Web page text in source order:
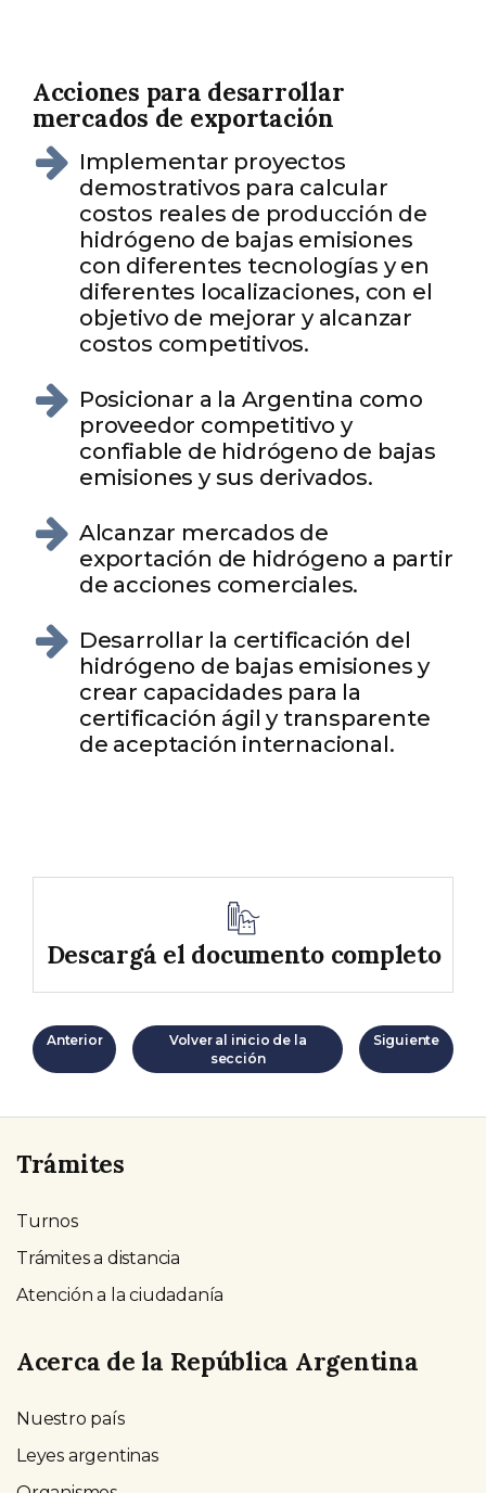
Acciones para desarrollar
mercados de exportación
Implementar proyectos
demostrativos para calcular
costos reales de producción de
hidrógeno de bajas emisiones
con diferentes tecnologías y en
diferentes localizaciones, con el
objetivo de mejorar y alcanzar
costos competitivos.
Posicionar a la Argentina como
proveedor competitivo y
confiable de hidrógeno de bajas
emisiones y sus derivados.
Alcanzar mercados de
exportación de hidrógeno a partir
de acciones comerciales.
Desarrollar la certificación del
hidrógeno de bajas emisiones y
crear capacidades para la
certificación ágil y transparente
de aceptación internacional.
Descargá el documento completo
Anterior
Volver al inicio de la
sección
Siguiente
Trámites
Turnos
Trámites a distancia
Atención a la ciudadanía
Acerca de la República Argentina
Nuestro país
Leyes argentinas